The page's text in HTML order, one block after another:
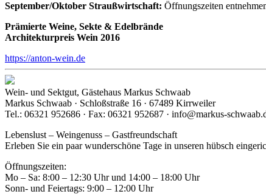
September/Oktober Straußwirtschaft: Öffnungszeiten
Prämierte Weine, Sekte & Edelbrände
Architekturpreis Wein 2016
https://anton-wein.de
Wein- und Sektgut, Gästehaus Markus Schwaab
Markus Schwaab · Schloßstraße 16 · 67489 Kirrweiler
Tel.: 06321 952686 · Fax: 06321 952687 · info@markus-
Lebenslust – Weingenuss – Gastfreundschaft
Erleben Sie ein paar wunderschöne Tage in unseren hübsch
Öffnungszeiten:
Mo – Sa: 8:00 – 12:30 Uhr und 14:00 – 18:00 Uhr
Sonn- und Feiertags: 9:00 – 12:00 Uhr